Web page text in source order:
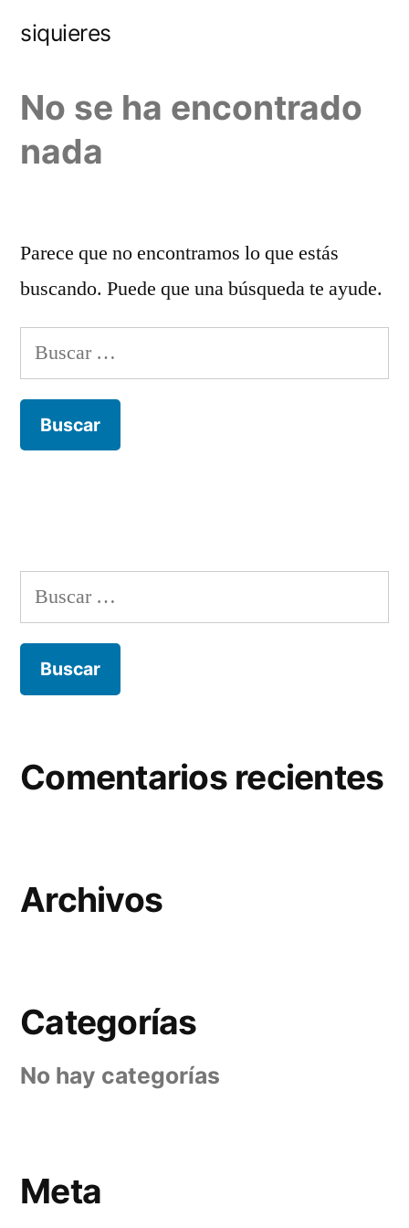
siquieres
No se ha encontrado
nada
Parece que no encontramos lo que estás
buscando. Puede que una búsqueda te ayude.
Comentarios recientes
Archivos
Categorías
No hay categorías
Meta